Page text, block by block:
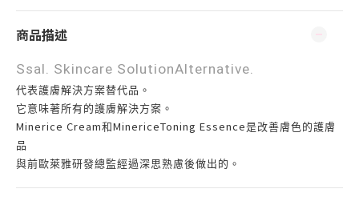
商品描述
Ssal. Skincare SolutionAlternative.
代表護膚解決方案替代品。
它意味著所有的護膚解決方案。
Minerice Cream和 MinericeToning Essence是改善膚色的護膚
品
與前歐萊雅研發總監經過深思熟慮後做出的。